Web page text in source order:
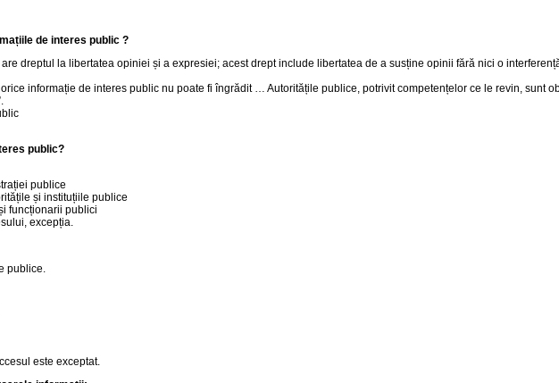
de interes public ?
dreptul la libertatea opiniei și a expresiei; acest drept include libertatea de a susține opinii fără nici o
informație de interes public nu poate fi îngrădit … Autoritățile publice, potrivit competențelor ce le revin, sunt
public?
publice
și instituțiile publice
funcționarii publici
excepția.
publice.
este exceptat.